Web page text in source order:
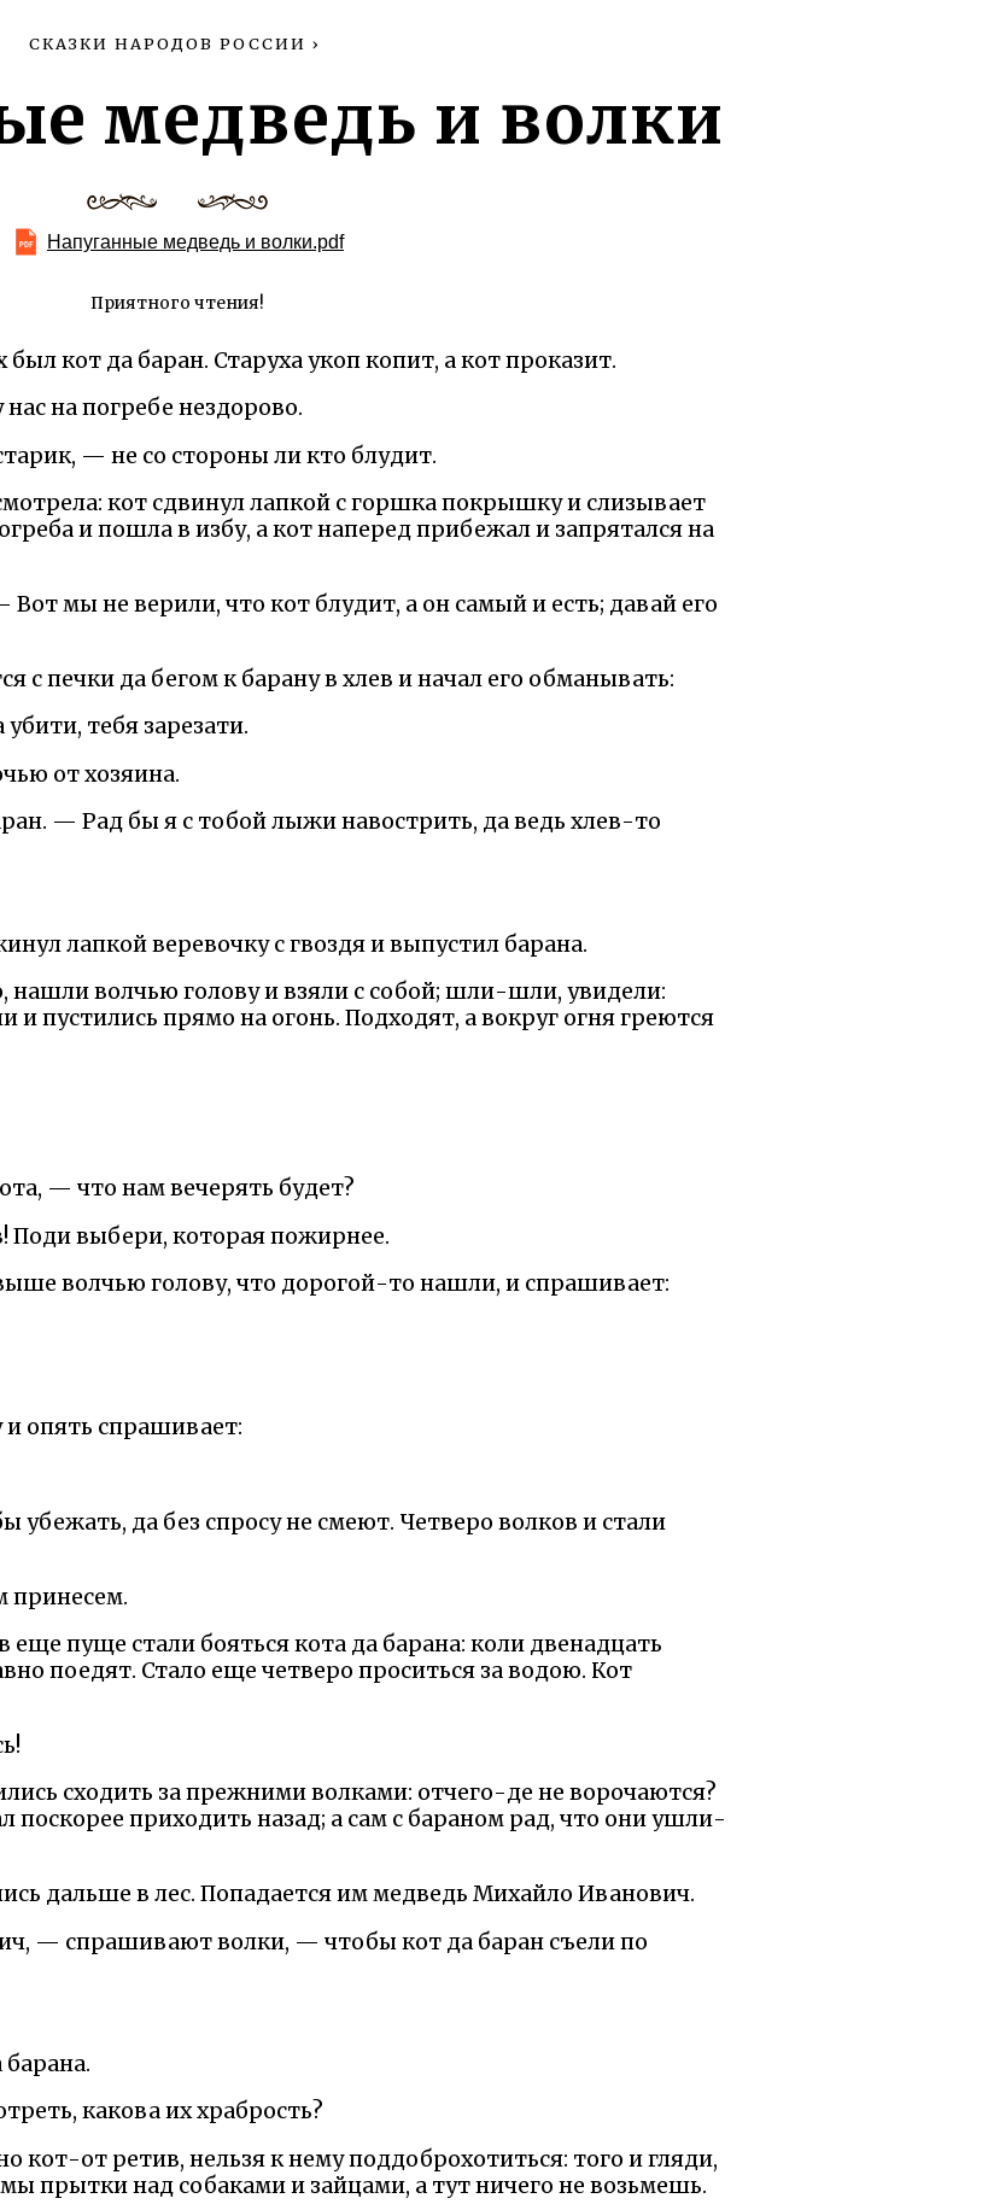
СКАЗКИ НАРОДОВ РОССИИ ›
медведь и волки
Напуганные медведь и волки.pdf
Приятного чтения!
кот да баран. Старуха укоп копит, а кот проказит.
на погребе нездорово.
— не со стороны ли кто блудит.
кот сдвинул лапкой с горшка покрышку и слизывает
и пошла в избу, а кот наперед прибежал и запрятался на
мы не верили, что кот блудит, а он самый и есть; давай его
с печки да бегом к барану в хлев и начал его обманывать:
тебя зарезати.
от хозяина.
— Рад бы я с тобой лыжи навострить, да ведь хлев-то
лапкой веревочку с гвоздя и выпустил барана.
волчью голову и взяли с собой; шли-шли, увидели:
и пустились прямо на огонь. Подходят, а вокруг огня греются
— что нам вечерять будет?
Поди выбери, которая пожирнее.
волчью голову, что дорогой-то нашли, и спрашивает:
и опять спрашивает:
убежать, да без спросу не смеют. Четверо волков и стали
принесем.
пуще стали бояться кота да барана: коли двенадцать
поедят. Стало еще четверо проситься за водою. Кот
сходить за прежними волками: отчего-де не ворочаются?
поскорее приходить назад; а сам с бараном рад, что они ушли-
дальше в лес. Попадается им медведь Михайло Иванович.
— спрашивают волки, — чтобы кот да баран съели по
какова их храбрость?
кот-от ретив, нельзя к нему поддоброхотиться: того и гляди,
прытки над собаками и зайцами, а тут ничего не возьмешь.